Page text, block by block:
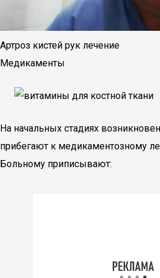
Артроз кистей рук лечение
Медикаменты
На начальных стадиях
прибегают к медикаментозному
Больному приписывают: